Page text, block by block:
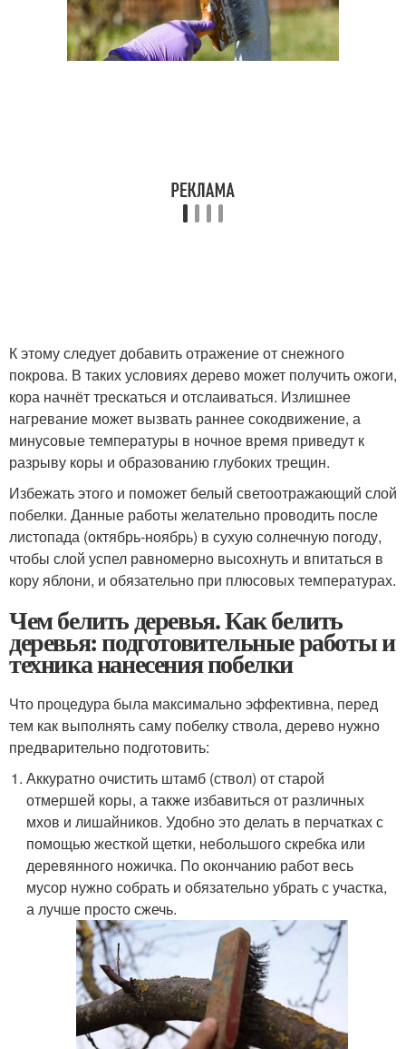
К этому следует добавить отражение от снежного
покрова. В таких условиях дерево может получить ожоги,
кора начнёт трескаться и отслаиваться. Излишнее
нагревание может вызвать раннее сокодвижение, а
минусовые температуры в ночное время приведут к
разрыву коры и образованию глубоких трещин.
Избежать этого и поможет белый светоотражающий слой
побелки. Данные работы желательно проводить после
листопада (октябрь-ноябрь) в сухую солнечную погоду,
чтобы слой успел равномерно высохнуть и впитаться в
кору яблони, и обязательно при плюсовых температурах.
Чем белить деревья. Как белить
деревья: подготовительные работы и
техника нанесения побелки
Что процедура была максимально эффективна, перед
тем как выполнять саму побелку ствола, дерево нужно
предварительно подготовить:
Аккуратно очистить штамб (ствол) от старой
отмершей коры, а также избавиться от различных
мхов и лишайников. Удобно это делать в перчатках с
помощью жесткой щетки, небольшого скребка или
деревянного ножичка. По окончанию работ весь
мусор нужно собрать и обязательно убрать с участка,
а лучше просто сжечь.